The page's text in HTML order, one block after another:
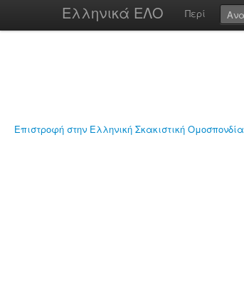
Ελληνικά ΕΛΟ Περί
Επιστροφή στην Ελληνική Σκακιστική Ομοσπονδία